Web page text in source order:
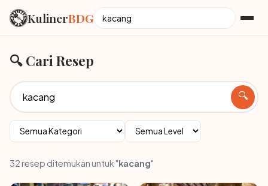
KulinerBDG
🔍 Cari Resep
🔍
32 resep ditemukan untuk "kacang"